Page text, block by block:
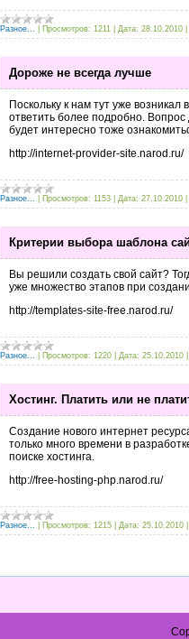
Разное... Просмотров: 1211 Дата: 28.10.2010
Дороже не всегда лучше
Поскольку к нам тут уже
ответить более подробно.
будет интересно тоже
http://internet-provider-site.narod.ru/
Разное... Просмотров: 1153 Дата: 27.10.2010
Критерии выбора шаблона
Вы решили создать свой сайт?
уже множество этапов при
http://templates-site-free.narod.ru/
Разное... Просмотров: 1220 Дата: 25.10.2010
Хостинг. Платить или не
Создание нового интернет
только много времени в
поиске хостинга.
http://free-hosting-php.narod.ru/
Разное... Просмотров: 1215 Дата: 25.10.2010